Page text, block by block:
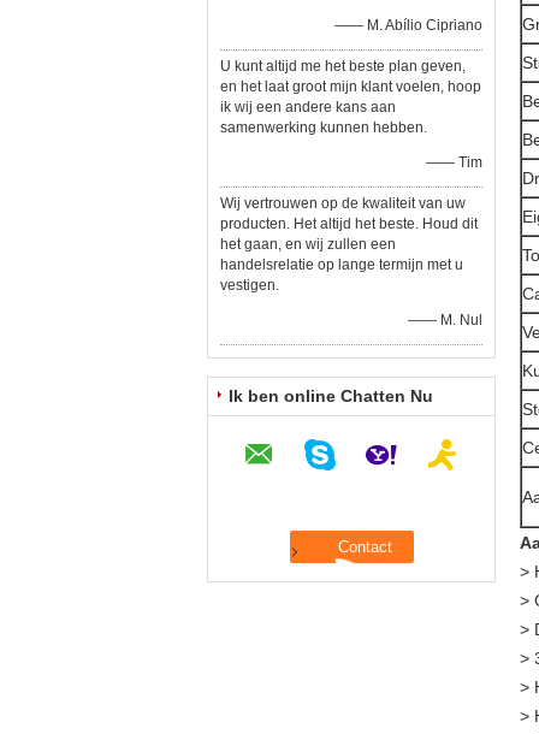
—— M. Abílio Cipriano
U kunt altijd me het beste plan geven,
en het laat groot mijn klant voelen, hoop
ik wij een andere kans aan
samenwerking kunnen hebben.
—— Tim
Wij vertrouwen op de kwaliteit van uw
producten. Het altijd het beste. Houd dit
het gaan, en wij zullen een
handelsrelatie op lange termijn met u
vestigen.
—— M. Nul
Ik ben online Chatten Nu
>
>
>
>
>
>